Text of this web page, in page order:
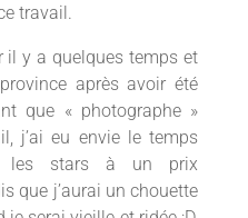
travail.
il y a quelques temps et
après avoir été
que « photographe »
j’ai eu envie le temps
les stars à un prix
que j’aurai un chouette